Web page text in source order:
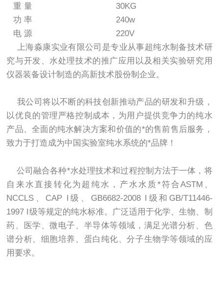
重 量
30KG
功 率
240w
电 源
220V
上海淼康实业有限公司是专业从事超纯水制备技术研
究与开发、水处理技术的推广应用以及相关实验研究用
仪器装备设计制造的高新技术股份制企业。
我公司将以不断的科技创新推动产品的研发和升级，
以优良的管理严格控制成本，为用户提供竞争力的纯水
产品、全面的纯水解决方案和价值的*的售前售后服务，
致力于打造成为中国实验室纯水系统的*品牌！
公司融合各种*水处理技术和过程控制方法于一体，将
自来水直接转化为超纯水，产水水质*符合ASTM、
NCCLS、CAP I级、GB6682-2008 I级和GB/T11446-
1997 I级等规定的纯水标准。广泛适用于化学、生物、制
药、医学、微电子、半导体等领域，满足光谱分析、色
谱分析、细胞培养、蛋白纯化、分子生物学等领域的应
用要求。